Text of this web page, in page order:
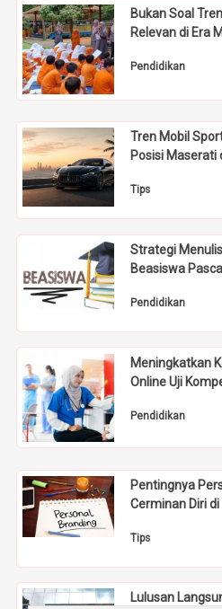
Bukan Soal
Relevan di Era
Pendidikan
Tren Mobil
Posisi
Tips
Strategi
Beasiswa
Pendidikan
Meningkatkan
Online Uji
Pendidikan
Pentingnya
Cerminan Diri
Tips
Lulusan